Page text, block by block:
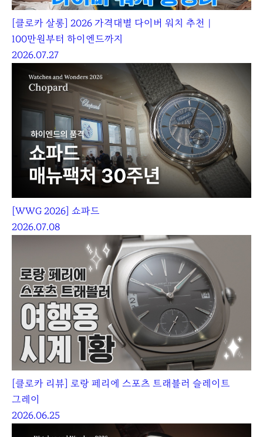
[클로카 살롱] 2026 가격대별 다이버 워치 추천｜
100만원부터 하이엔드까지
2026.07.27
[WWG 2026] 쇼파드
2026.07.08
[클로카 리뷰] 로랑 페리에 스포츠 트래블러 슬레이트
그레이
2026.06.25